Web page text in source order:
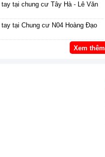
tay tại chung cư Tây Hà - Lê Văn
tay tại Chung cư N04 Hoàng Đạo
Xem thêm